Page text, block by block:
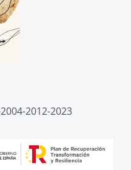
2012-2023